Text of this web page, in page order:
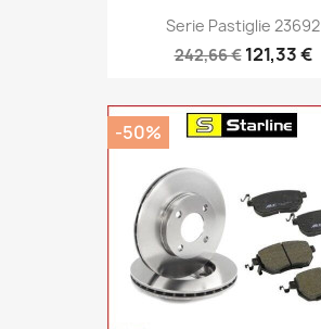
Serie Pastiglie 23692
242,66 € 121,33 €
-50%